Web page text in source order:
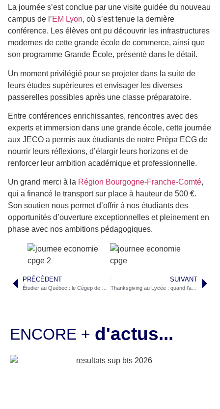
La journée s’est conclue par une visite guidée du nouveau
campus de l’EM Lyon, où s’est tenue la dernière
conférence. Les élèves ont pu découvrir les infrastructures
modernes de cette grande école de commerce, ainsi que
son programme Grande École, présenté dans le détail.
Un moment privilégié pour se projeter dans la suite de
leurs études supérieures et envisager les diverses
passerelles possibles après une classe préparatoire.
Entre conférences enrichissantes, rencontres avec des
experts et immersion dans une grande école, cette journée
aux JECO a permis aux étudiants de notre Prépa ECG de
nourrir leurs réflexions, d’élargir leurs horizons et de
renforcer leur ambition académique et professionnelle.
Un grand merci à la Région Bourgogne-Franche-Comté,
qui a financé le transport sur place à hauteur de 500 €.
Son soutien nous permet d’offrir à nos étudiants des
opportunités d’ouverture exceptionnelles et pleinement en
phase avec nos ambitions pédagogiques.
PRÉCÉDENT SUIVANT
Thanksgiving au Lycée : quand l’anglais rencontre le management en STMG
ENCORE + d'actus...